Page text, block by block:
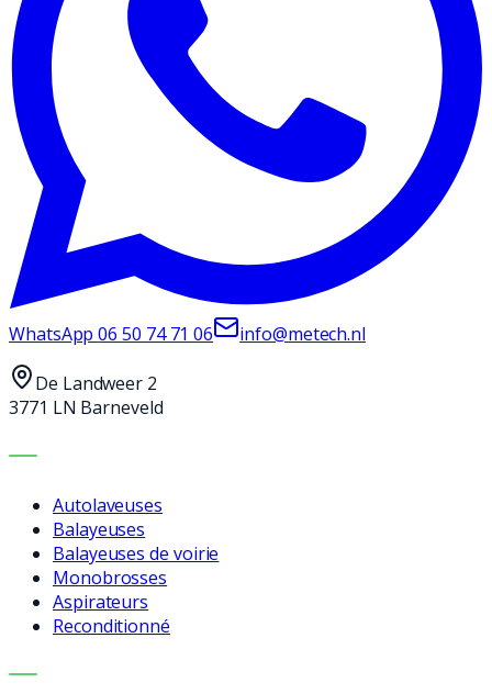
WhatsApp06 50 74 71 06 info@metech.nl
De Landweer 2
3771 LN Barneveld
MACHINES
Autolaveuses
Balayeuses
Balayeuses de voirie
Monobrosses
Aspirateurs
Reconditionné
SERVICES